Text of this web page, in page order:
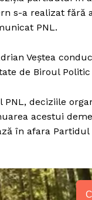
s-a realizat
PNL.
Veștea
de Biroul
deciziile
acestui
în afara